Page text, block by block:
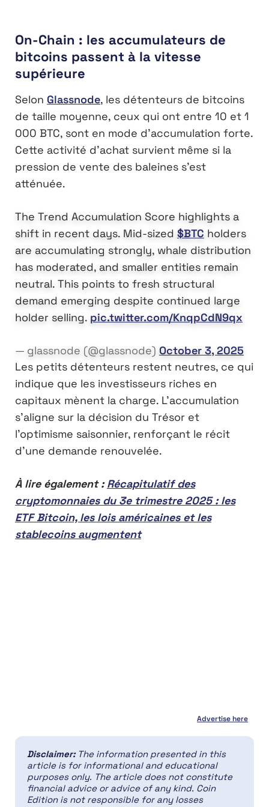
On-Chain : les accumulateurs de
bitcoins passent à la vitesse
supérieure
Selon Glassnode, les détenteurs de bitcoins
de taille moyenne, ceux qui ont entre 10 et 1
000 BTC, sont en mode d’accumulation forte.
Cette activité d’achat survient même si la
pression de vente des baleines s’est
atténuée.
The Trend Accumulation Score highlights a
shift in recent days. Mid-sized $BTC holders
are accumulating strongly, whale distribution
has moderated, and smaller entities remain
neutral. This points to fresh structural
demand emerging despite continued large
holder selling. pic.twitter.com/KnqpCdN9qx
— glassnode (@glassnode) October 3, 2025
Les petits détenteurs restent neutres, ce qui
indique que les investisseurs riches en
capitaux mènent la charge. L’accumulation
s’aligne sur la décision du Trésor et
l’optimisme saisonnier, renforçant le récit
d’une demande renouvelée.
À lire également :Récapitulatif des
cryptomonnaies du 3e trimestre 2025 : les
ETF Bitcoin, les lois américaines et les
stablecoins augmentent
Advertise here
Disclaimer: The information presented in this
article is for informational and educational
purposes only. The article does not constitute
financial advice or advice of any kind. Coin
Edition is not responsible for any losses